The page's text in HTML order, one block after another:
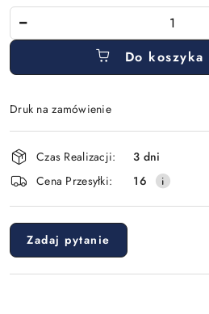
Do koszyka
Druk na zamówienie
Dostępność
i
dostawa
Czas Realizacji:
3 dni
Cena Przesyłki:
16
Zadaj pytanie